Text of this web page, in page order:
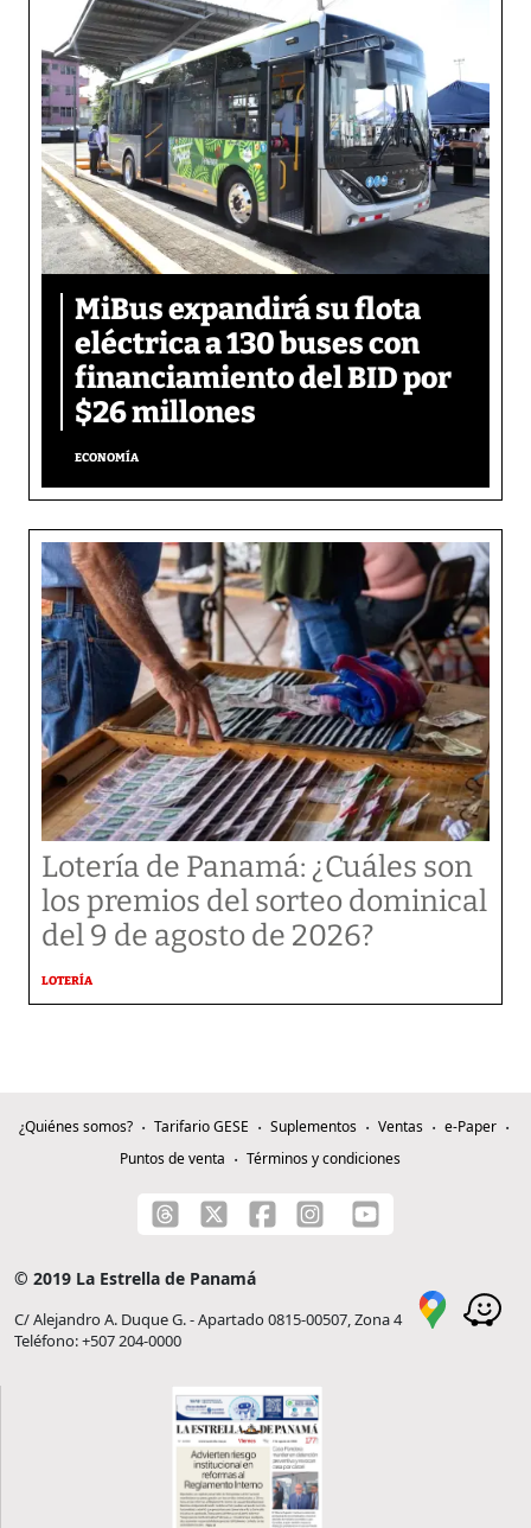
MiBus expandirá su flota
eléctrica a 130 buses con
financiamiento del BID por
$26 millones
ECONOMÍA
Lotería de Panamá: ¿Cuáles son
los premios del sorteo dominical
del 9 de agosto de 2026?
LOTERÍA
¿Quiénes somos? Tarifario GESE Suplementos Ventas
e-Paper
Puntos de venta
Términos y condiciones
© 2019 La Estrella de Panamá
C/ Alejandro A. Duque G. - Apartado 0815-00507, Zona 4
Teléfono: +507 204-0000